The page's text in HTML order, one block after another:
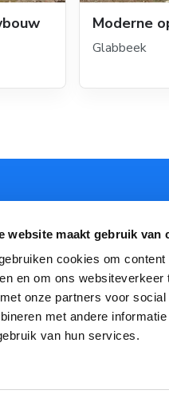
website maakt gebruik van
cookies om
en om ons
onze partners voor
met andere
van hun services.
Moderne
Glabbeek